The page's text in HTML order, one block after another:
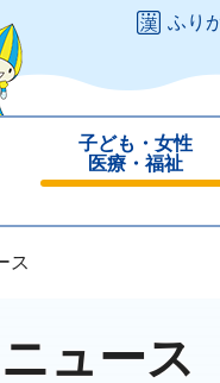
ふり
子ども・女性
医療・福祉
じ
ス
ュース